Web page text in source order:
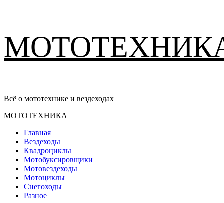
содержимому
Всё о мототехнике и вездеходах
Основное
МОТОТЕХНИКА
Главная
Вездеходы
Квадроциклы
Мотобуксировщики
Мотовездеходы
Мотоциклы
Снегоходы
Разное